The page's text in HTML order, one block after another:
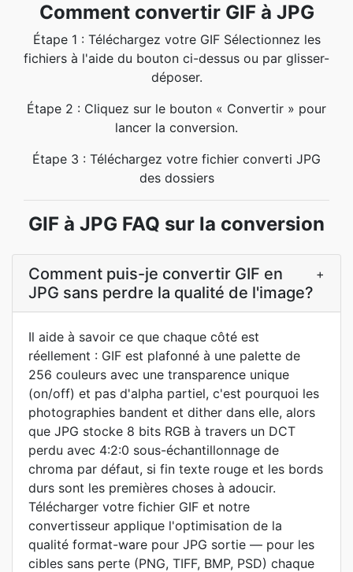
Comment convertir GIF à JPG
Étape 1 : Téléchargez votre GIF Sélectionnez les
fichiers à l'aide du bouton ci-dessus ou par glisser-
déposer.
Étape 2 : Cliquez sur le bouton « Convertir » pour
lancer la conversion.
Étape 3 : Téléchargez votre fichier converti JPG
des dossiers
GIF à JPG FAQ sur la conversion
Comment puis-je convertir GIF en
JPG sans perdre la qualité de l'image?
+
Il aide à savoir ce que chaque côté est
réellement : GIF est plafonné à une palette de
256 couleurs avec une transparence unique
(on/off) et pas d'alpha partiel, c'est pourquoi les
photographies bandent et dither dans elle, alors
que JPG stocke 8 bits RGB à travers un DCT
perdu avec 4:2:0 sous-échantillonnage de
chroma par défaut, si fin texte rouge et les bords
durs sont les premières choses à adoucir.
Télécharger votre fichier GIF et notre
convertisseur applique l'optimisation de la
qualité format-ware pour JPG sortie — pour les
cibles sans perte (PNG, TIFF, BMP, PSD) chaque